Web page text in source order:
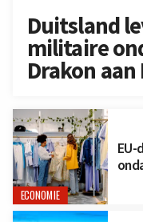
Duitsland
militaire
Drakon aan
ECONOMIE